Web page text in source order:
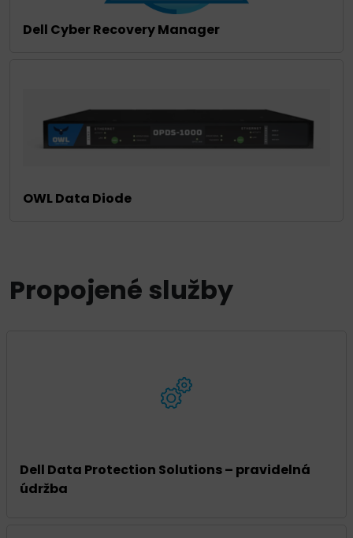
Dell Cyber Recovery Manager
OWL Data Diode
Propojené služby
Dell Data Protection Solutions – pravidelná
údržba